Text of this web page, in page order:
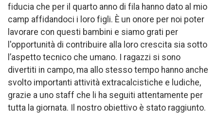
fiducia che per il quarto anno di fila hanno dato al mio
camp affidandoci i loro figli. È un onore per noi poter
lavorare con questi bambini e siamo grati per
l'opportunità di contribuire alla loro crescita sia sotto
l’aspetto tecnico che umano. I ragazzi si sono
divertiti in campo, ma allo stesso tempo hanno anche
svolto importanti attività extracalcistiche e ludiche,
grazie a uno staff che li ha seguiti attentamente per
tutta la giornata. Il nostro obiettivo è stato raggiunto.